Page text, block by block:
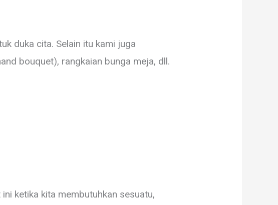
duka cita. Selain itu kami juga
bouquet), rangkaian bunga meja, dll.
ketika kita membutuhkan sesuatu,